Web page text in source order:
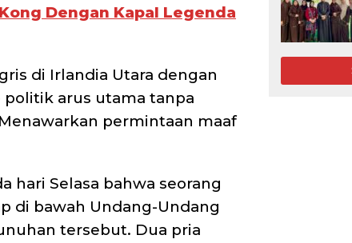
Dengan Kapal Legenda
di Irlandia Utara dengan
arus utama tanpa
permintaan maaf
hari Selasa bahwa seorang
di bawah Undang-Undang
tersebut. Dua pria